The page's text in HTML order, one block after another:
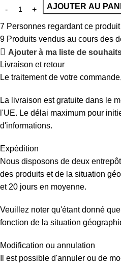
AJOUTER AU
7 Personnes regardant ce
9 Produits vendus au cours des
Ajouter à ma liste de
Livraison et retour
Le traitement de votre
La livraison est gratuite dans le
l'UE. Le délai maximum pour
d'informations.
Expédition
Nous disposons de deux
des produits et de la situation
et 20 jours en moyenne.
Veuillez noter qu'étant donné
fonction de la situation
Modification ou annulation
Il est possible d'annuler ou de